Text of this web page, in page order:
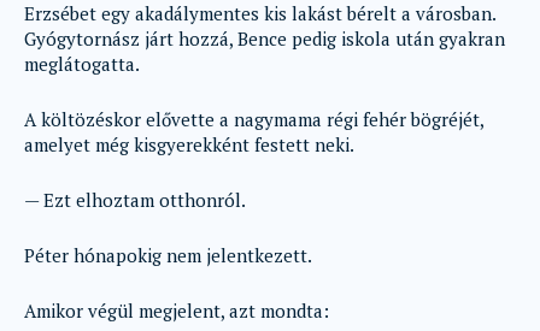
Erzsébet egy akadálymentes kis lakást bérelt a városban.
Gyógytornász járt hozzá, Bence pedig iskola után gyakran
meglátogatta.
A költözéskor elővette a nagymama régi fehér bögréjét,
amelyet még kisgyerekként festett neki.
— Ezt elhoztam otthonról.
Péter hónapokig nem jelentkezett.
Amikor végül megjelent, azt mondta: